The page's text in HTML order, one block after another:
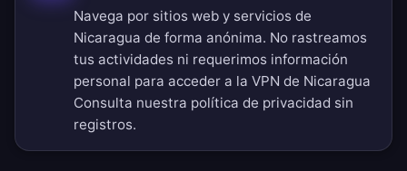
Navega por sitios web y servicios de
Nicaragua de forma anónima. No rastreamos
tus actividades ni requerimos información
personal para acceder a la VPN de Nicaragua
Consulta nuestra política de privacidad sin
registros.